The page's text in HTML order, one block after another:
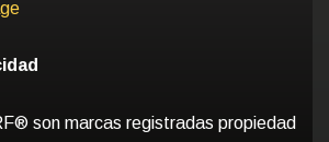
son marcas registradas propiedad